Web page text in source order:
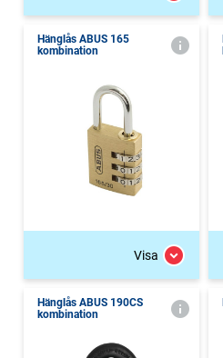
Hänglås ABUS 165
kombination
Visa
Hänglås ABUS 190CS
kombination